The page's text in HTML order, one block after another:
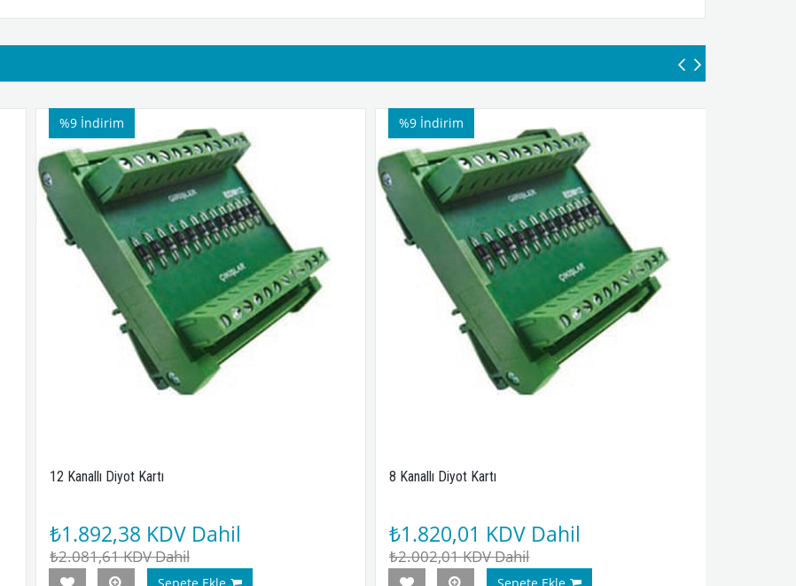
12 Kanallı Diyot Kartı
₺1.892,38 KDV Dahil
₺2.081,61KDV Dahil
%9 İndirim
8 Kanallı Diyot Kartı
₺1.820,01 KDV Dahil
₺2.002,01KDV Dahil
%9 İndirim